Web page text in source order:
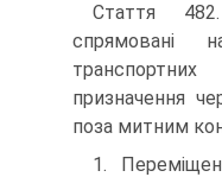
Стаття
спрямовані
призначення
поза митним
1.